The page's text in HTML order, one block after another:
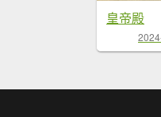
皇帝殿